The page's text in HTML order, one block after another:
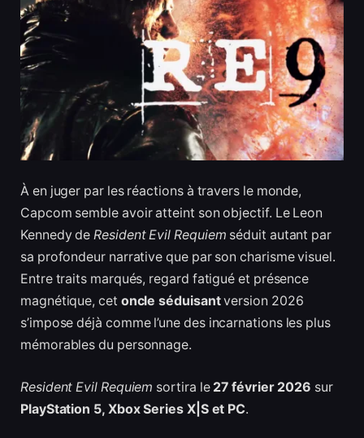
À en juger par les réactions à travers le monde,
Capcom semble avoir atteint son objectif. Le Leon
Kennedy deResident Evil Requiem séduit autant par
sa profondeur narrative que par son charisme visuel.
Entre traits marqués, regard fatigué et présence
magnétique, cet oncle séduisantversion 2026
s’impose déjà comme l’une des incarnations les plus
mémorables du personnage.
Resident Evil Requiem sortira le 27 février 2026 sur
PlayStation 5, Xbox Series X|S et PC.